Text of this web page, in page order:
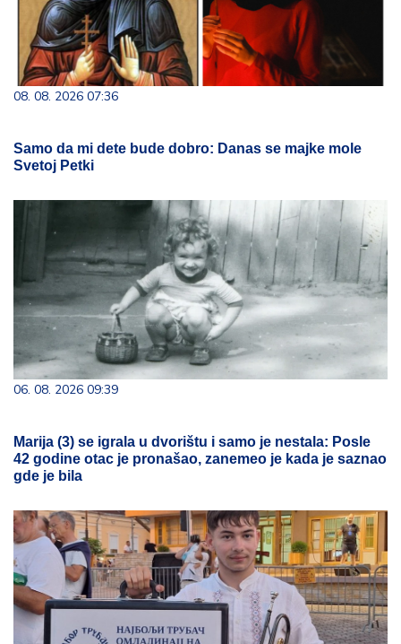
08. 08. 2026 07:36
Samo da mi dete bude dobro: Danas se majke mole
Svetoj Petki
06. 08. 2026 09:39
Marija (3) se igrala u dvorištu i samo je nestala: Posle
42 godine otac je pronašao, zanemeo je kada je saznao
gde je bila